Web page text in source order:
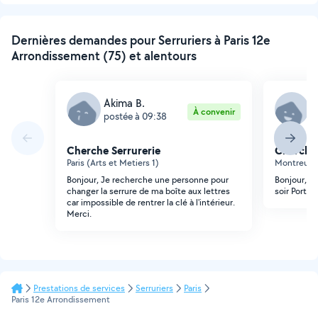
Dernières demandes pour Serruriers à Paris 12e
Arrondissement (75) et alentours
Akima B.
postée à 09:38 À convenir
Cherche Serrurerie
Paris (Arts et Metiers 1)
Bonjour, Je recherche une personne pour
changer la serrure de ma boîte aux lettres
car impossible de rentrer la clé à l'intérieur.
Merci.
Montreuil
Bonjour,
soir Porte
Prestations de services Serruriers
Paris
Paris 12e Arrondissement